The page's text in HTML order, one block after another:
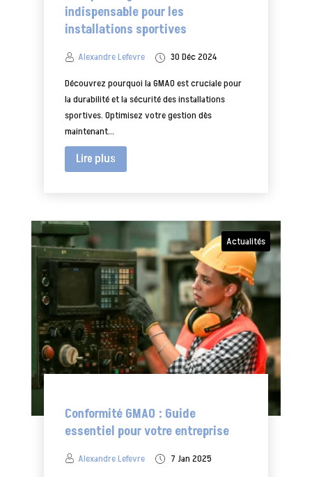
indispensable pour les
installations sportives
Alexandre Lefevre
30 Déc 2024
Découvrez pourquoi la GMAO est cruciale pour
la durabilité et la sécurité des installations
sportives. Optimisez votre gestion dès
maintenant...
Lire plus
Actualités
Conformité GMAO : Guide
essentiel pour votre entreprise
Alexandre Lefevre
7 Jan 2025